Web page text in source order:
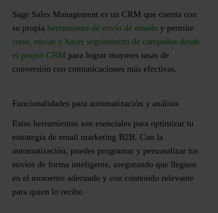
Sage Sales Management es un CRM que cuenta con
su propia herramienta de envío de emails y permite
crear, enviar y hacer seguimiento de campañas desde
el propio CRM para lograr mayores tasas de
conversión con comunicaciones más efectivas.
Funcionalidades para automatización y análisis
Estas herramientas son esenciales para optimizar tu
estrategia de email marketing B2B. Con la
automatización, puedes programar y personalizar tus
envíos de forma inteligente, asegurando que lleguen
en el momento adecuado y con contenido relevante
para quien lo recibe.